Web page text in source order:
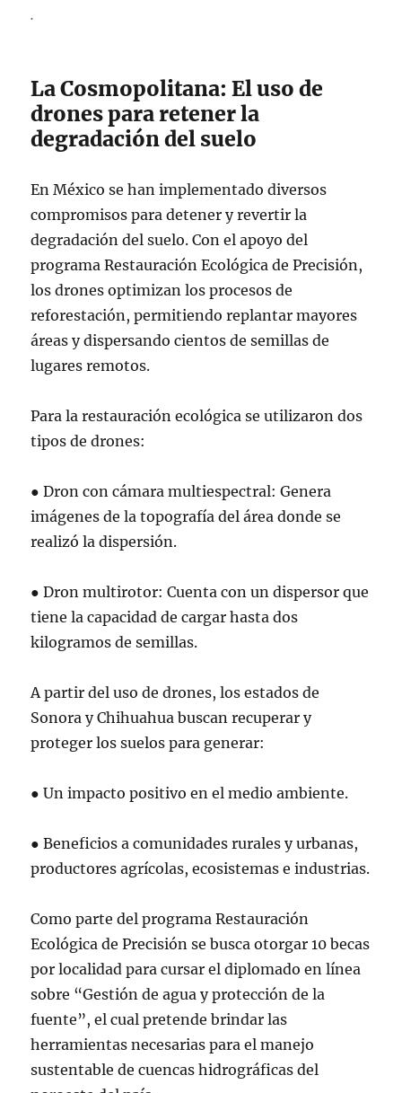
.
La Cosmopolitana: El uso de
drones para retener la
degradación del suelo
En México se han implementado diversos
compromisos para detener y revertir la
degradación del suelo. Con el apoyo del
programa Restauración Ecológica de Precisión,
los drones optimizan los procesos de
reforestación, permitiendo replantar mayores
áreas y dispersando cientos de semillas de
lugares remotos.
Para la restauración ecológica se utilizaron dos
tipos de drones:
● Dron con cámara multiespectral: Genera
imágenes de la topografía del área donde se
realizó la dispersión.
● Dron multirotor: Cuenta con un dispersor que
tiene la capacidad de cargar hasta dos
kilogramos de semillas.
A partir del uso de drones, los estados de
Sonora y Chihuahua buscan recuperar y
proteger los suelos para generar:
● Un impacto positivo en el medio ambiente.
● Beneficios a comunidades rurales y urbanas,
productores agrícolas, ecosistemas e industrias.
Como parte del programa Restauración
Ecológica de Precisión se busca otorgar 10 becas
por localidad para cursar el diplomado en línea
sobre “Gestión de agua y protección de la
fuente”, el cual pretende brindar las
herramientas necesarias para el manejo
sustentable de cuencas hidrográficas del